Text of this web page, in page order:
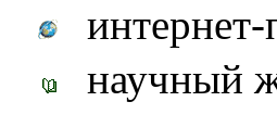
научный